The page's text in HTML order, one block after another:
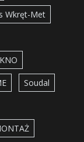
Wkręt-Met
Soudal